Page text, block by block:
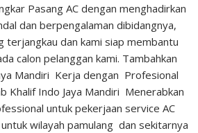
Pasang AC dengan menghadirkan
dan berpengalaman dibidangnya,
dan kami siap membantu
calon pelanggan kami. Tambahkan
Mandiri Kerja dengan Profesional
Khalif Indo Jaya Mandiri Menerabkan
untuk pekerjaan service AC
untuk wilayah pamulang dan sekitarnya